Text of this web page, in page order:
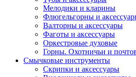
Мелодики и кларины
Флюгельгорны и
Валторны и аксессуары
Фаготы и аксессуары
Оркестровые духовые
Горны. Охотничьи и
Смычковые инструменты
Скрипки и аксессуары